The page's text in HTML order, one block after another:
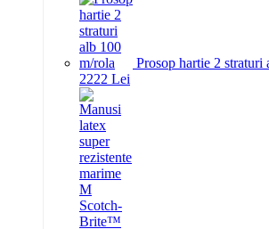
Prosop hartie 2 straturi
2222 Lei